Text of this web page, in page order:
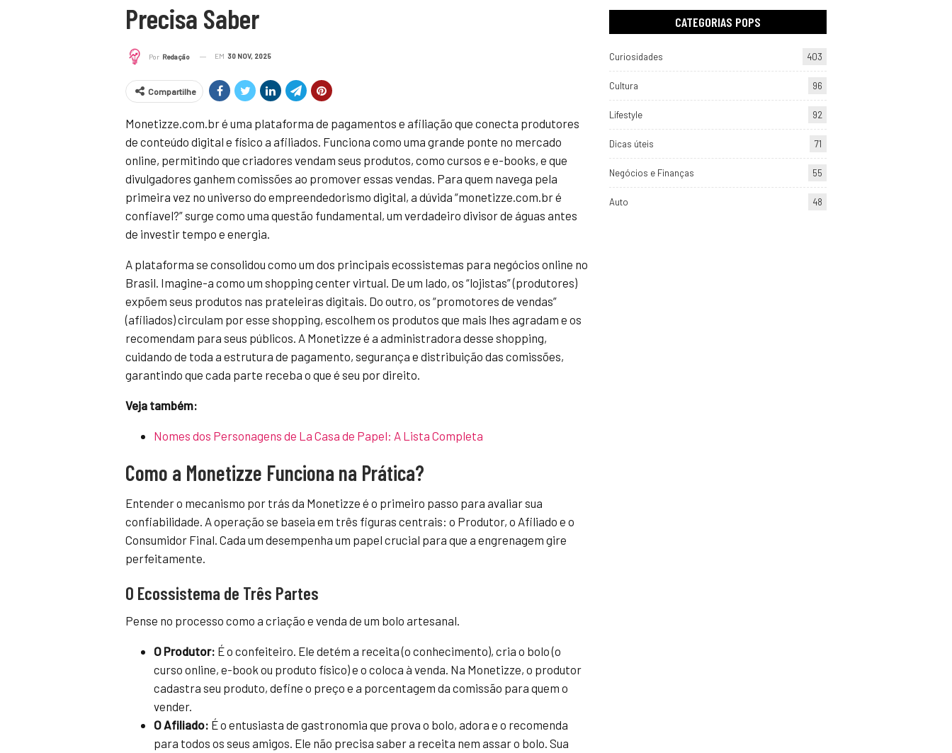
Precisa Saber
Por Redação EM 30 NOV, 2025
Compartilhe
Monetizze.com.br é uma plataforma de pagamentos e afiliação que conecta produtores
de conteúdo digital e físico a afiliados. Funciona como uma grande ponte no mercado
online, permitindo que criadores vendam seus produtos, como cursos e e-books, e que
divulgadores ganhem comissões ao promover essas vendas. Para quem navega pela
primeira vez no universo do empreendedorismo digital, a dúvida “monetizze.com.br é
confiavel?” surge como uma questão fundamental, um verdadeiro divisor de águas antes
de investir tempo e energia.
A plataforma se consolidou como um dos principais ecossistemas para negócios online no
Brasil. Imagine-a como um shopping center virtual. De um lado, os “lojistas” (produtores)
expõem seus produtos nas prateleiras digitais. Do outro, os “promotores de vendas”
(afiliados) circulam por esse shopping, escolhem os produtos que mais lhes agradam e os
recomendam para seus públicos. A Monetizze é a administradora desse shopping,
cuidando de toda a estrutura de pagamento, segurança e distribuição das comissões,
garantindo que cada parte receba o que é seu por direito.
Veja também:
Nomes dos Personagens de La Casa de Papel: A Lista Completa
Como a Monetizze Funciona na Prática?
Entender o mecanismo por trás da Monetizze é o primeiro passo para avaliar sua
confiabilidade. A operação se baseia em três figuras centrais: o Produtor, o Afiliado e o
Consumidor Final. Cada um desempenha um papel crucial para que a engrenagem gire
perfeitamente.
O Ecossistema de Três Partes
Pense no processo como a criação e venda de um bolo artesanal.
O Produtor: É o confeiteiro. Ele detém a receita (o conhecimento), cria o bolo (o
curso online, e-book ou produto físico) e o coloca à venda. Na Monetizze, o produtor
cadastra seu produto, define o preço e a porcentagem da comissão para quem o
vender.
O Afiliado: É o entusiasta de gastronomia que prova o bolo, adora e o recomenda
para todos os seus amigos. Ele não precisa saber a receita nem assar o bolo. Sua
CATEGORIAS POPS
Curiosidades 403
Cultura 96
Lifestyle 92
Dicas úteis 71
Negócios e Finanças 55
Auto 48